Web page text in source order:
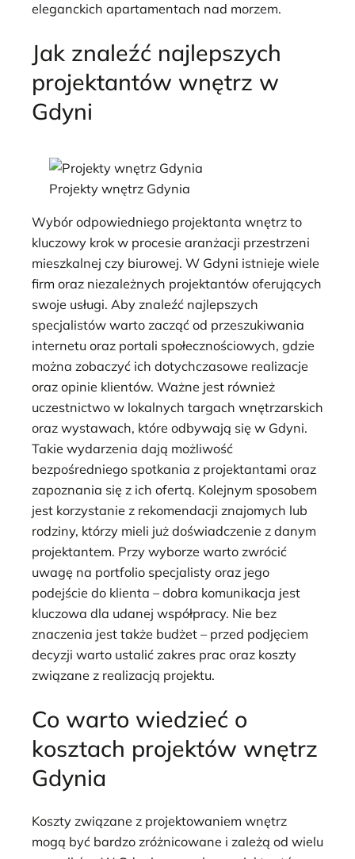
eleganckich apartamentach nad morzem.
Jak znaleźć najlepszych
projektantów wnętrz w
Gdyni
Projekty wnętrz Gdynia
Wybór odpowiedniego projektanta wnętrz to
kluczowy krok w procesie aranżacji przestrzeni
mieszkalnej czy biurowej. W Gdyni istnieje wiele
firm oraz niezależnych projektantów oferujących
swoje usługi. Aby znaleźć najlepszych
specjalistów warto zacząć od przeszukiwania
internetu oraz portali społecznościowych, gdzie
można zobaczyć ich dotychczasowe realizacje
oraz opinie klientów. Ważne jest również
uczestnictwo w lokalnych targach wnętrzarskich
oraz wystawach, które odbywają się w Gdyni.
Takie wydarzenia dają możliwość
bezpośredniego spotkania z projektantami oraz
zapoznania się z ich ofertą. Kolejnym sposobem
jest korzystanie z rekomendacji znajomych lub
rodziny, którzy mieli już doświadczenie z danym
projektantem. Przy wyborze warto zwrócić
uwagę na portfolio specjalisty oraz jego
podejście do klienta – dobra komunikacja jest
kluczowa dla udanej współpracy. Nie bez
znaczenia jest także budżet – przed podjęciem
decyzji warto ustalić zakres prac oraz koszty
związane z realizacją projektu.
Co warto wiedzieć o
kosztach projektów wnętrz
Gdynia
Koszty związane z projektowaniem wnętrz
mogą być bardzo zróżnicowane i zależą od wielu